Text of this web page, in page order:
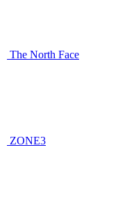
The North Face
ZONE3